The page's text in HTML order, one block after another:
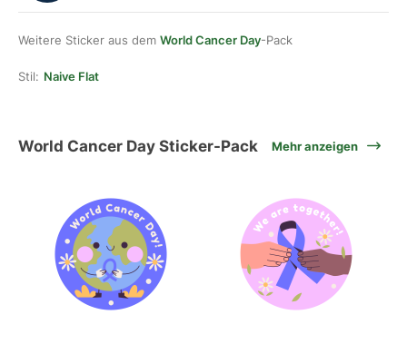
Weitere Sticker aus dem World Cancer Day-Pack
Stil: Naive Flat
World Cancer Day Sticker-Pack Mehr anzeigen